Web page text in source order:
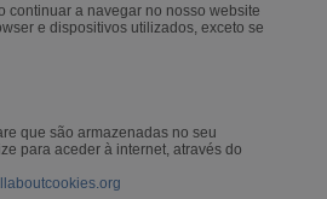
continuar a navegar no nosso website
e dispositivos utilizados, exceto se
que são armazenadas no seu
para aceder à internet, através do